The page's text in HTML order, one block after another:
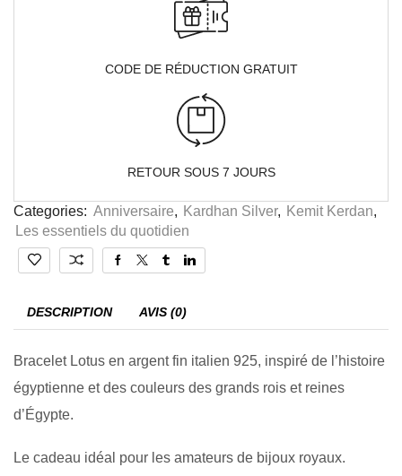
CODE DE RÉDUCTION GRATUIT
RETOUR SOUS 7 JOURS
Categories: Anniversaire, Kardhan Silver, Kemit Kerdan,
Les essentiels du quotidien
DESCRIPTION AVIS (0)
Bracelet Lotus en argent fin italien 925, inspiré de l’histoire
égyptienne et des couleurs des grands rois et reines
d’Égypte.
Le cadeau idéal pour les amateurs de bijoux royaux.